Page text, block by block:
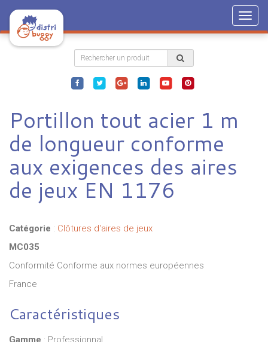
Portillon tout acier 1 m
de longueur conforme
aux exigences des aires
de jeux EN 1176
Catégorie : Clôtures d'aires de jeux
MC035
Conformité Conforme aux normes européennes
France
Caractéristiques
Gamme : Professionnal